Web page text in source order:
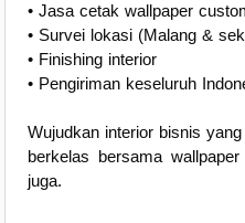
• Jasa cetak wallpaper
• Survei lokasi (Malang &
• Finishing interior
• Pengiriman keseluruh
Wujudkan interior bisnis
berkelas bersama
juga.